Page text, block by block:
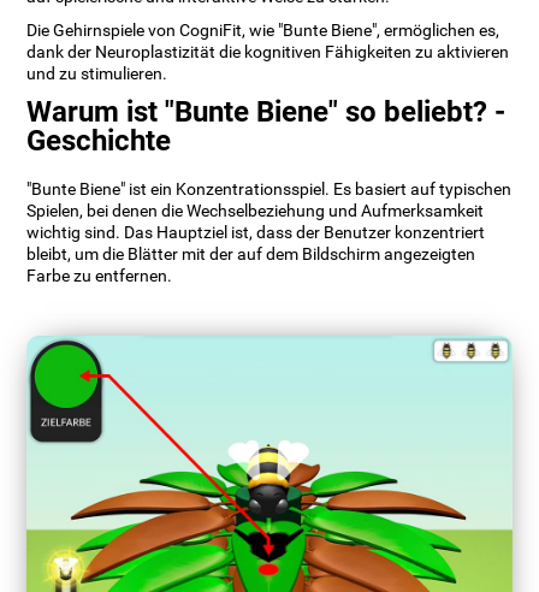
Die Gehirnspiele von CogniFit, wie "Bunte Biene", ermöglichen es,
dank der Neuroplastizität die kognitiven Fähigkeiten zu aktivieren
und zu stimulieren.
Warum ist "Bunte Biene" so beliebt? -
Geschichte
"Bunte Biene" ist ein Konzentrationsspiel. Es basiert auf typischen
Spielen, bei denen die Wechselbeziehung und Aufmerksamkeit
wichtig sind. Das Hauptziel ist, dass der Benutzer konzentriert
bleibt, um die Blätter mit der auf dem Bildschirm angezeigten
Farbe zu entfernen.